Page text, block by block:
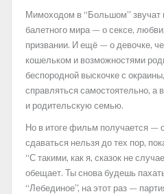
Мимоходом в “Большом” звучат
балетного мира — о сексе,
призвании. И ещё — о девочке,
кошельком и возможностями
беспородной выскочке с
справляться самостоятельно, а
и родительскую семью.
Но в итоге фильм получается —
сдаваться нельзя до тех пор,
“С такими, как я, сказок не
обещает. Ты снова будешь
“Лебединое”, на этот раз —